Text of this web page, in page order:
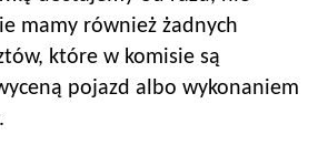
mamy również żadnych
które w komisie są
pojazd albo wykonaniem